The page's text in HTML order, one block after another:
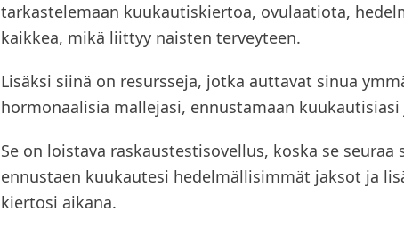
tarkastelemaan kuukautiskiertoa, ovulaatiota,
kaikkea, mikä liittyy naisten terveyteen.
Lisäksi siinä on resursseja, jotka auttavat sinua
hormonaalisia mallejasi, ennustamaan
Se on loistava raskaustestisovellus, koska se seuraa
ennustaen kuukautesi hedelmällisimmät jaksot ja
kiertosi aikana.